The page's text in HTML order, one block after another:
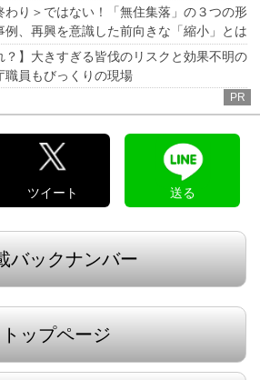
わり＞ではない！「無住集落」の３つの形
例、再興を意識した前向きな「縮小」とは
？】大きすぎる皆伐のリスクと効果不明の
職員もびっくりの現場
PR
ツイート 送る
バックナンバー
トップページ